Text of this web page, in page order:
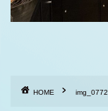
HOME img_0772